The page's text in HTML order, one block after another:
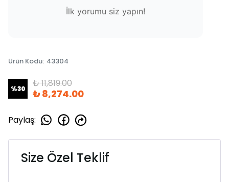
İlk yorumu siz yapın!
Ürün Kodu: 43304
%30 ₺ 11,819.00
₺ 8,274.00
Paylaş:
Size Özel Teklif